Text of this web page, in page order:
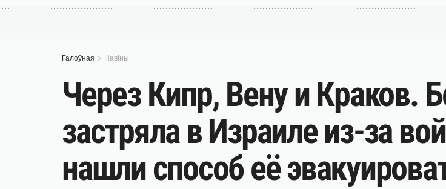
Галоўная Навіны
Через Кипр, Вену и Краков.
застряла в Израиле из-за
нашли способ её